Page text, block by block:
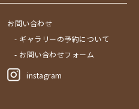
お問い合わせ
- ギャラリーの予約について
- お問い合わせフォーム
instagram